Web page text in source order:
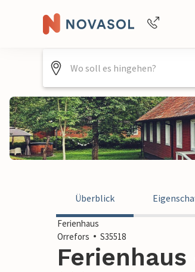
Überblick
Ferienhaus
Orrefors
S35518